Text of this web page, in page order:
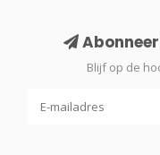
Blijf op de